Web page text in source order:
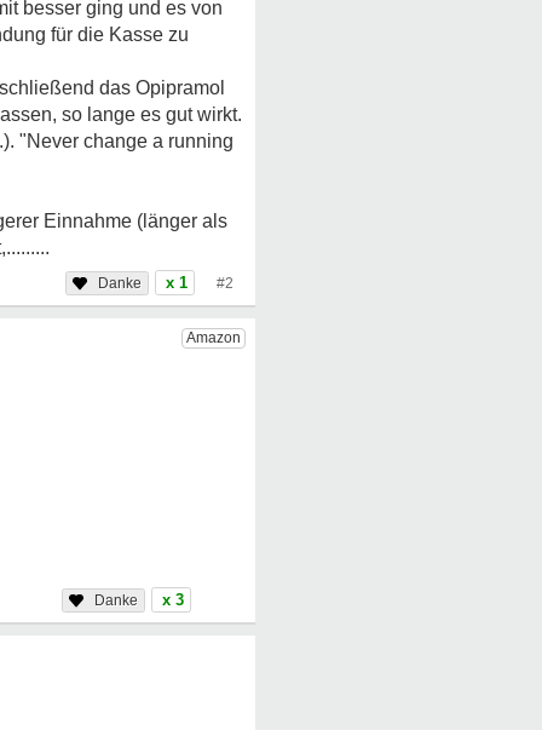
besser ging und es von
für die Kasse zu
das Opipramol
so lange es gut wirkt.
"Never change a running
Einnahme (länger als
x 1 #2
x 3